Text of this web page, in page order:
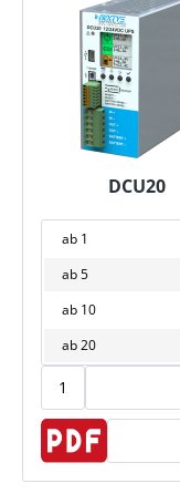
DCU20
ab 1
ab5
ab 10
ab20